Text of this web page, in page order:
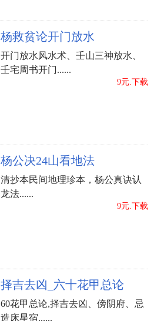
杨救贫论开门放水
开门放水风水术、壬山三神放水、
壬宅周书开门......
9元.下载
杨公决24山看地法
清抄本民间地理珍本，杨公真诀认
龙法......
9元.下载
择吉去凶_六十花甲总论
60花甲总论,择吉去凶、傍阴府、忌
造床星宿......